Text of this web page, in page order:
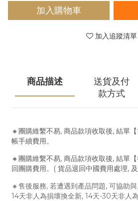
加入購物車
加入追蹤清單
商品描述
送貨及付
款方式
🔸團購維繫不易, 商品款項收取後, 結單
帳手續費用。
🔸團購維繫不易, 商品款項收取後, 結單
回團購費用。( 貨品退回中國費用處理,
🔸售後服務, 若遭遇到產品問題, 可協助
14天非人為損壞換全新, 14天-30天非人